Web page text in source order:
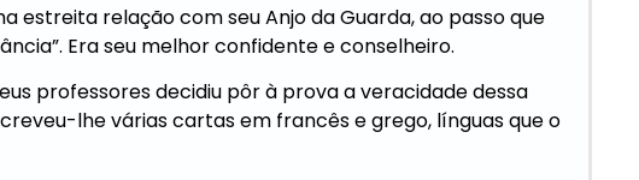
estreita relação com seu Anjo da Guarda, ao passo que
Era seu melhor confidente e conselheiro.
professores decidiu pôr à prova a veracidade dessa
lhe várias cartas em francês e grego, línguas que o